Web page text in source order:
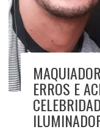
ERROS E